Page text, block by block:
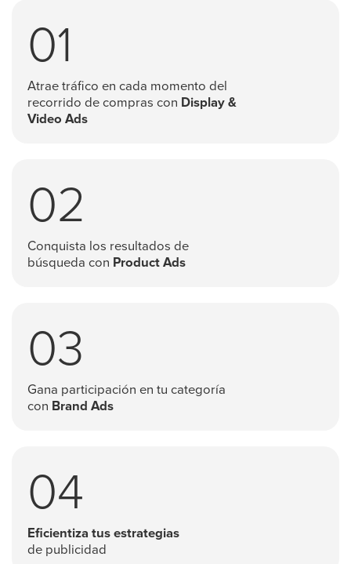
01
Atrae tráfico en cada momento del
recorrido de compras con Display &
Video Ads
02
Conquista los resultados de
búsqueda con Product Ads
03
Gana participación en tu categoría
con Brand Ads
04
Eficientiza tus estrategias
de publicidad